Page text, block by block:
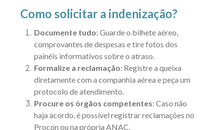
Como solicitar a indenização?
Documente tudo: Guarde o bilhete aéreo,
comprovantes de despesas e tire fotos dos
painéis informativos sobre o atraso.
Formalize a reclamação: Registre a queixa
diretamente com a companhia aérea e peça um
protocolo de atendimento.
Procure os órgãos competentes: Caso não
haja acordo, é possível registrar reclamações no
Procon ou na própria ANAC.